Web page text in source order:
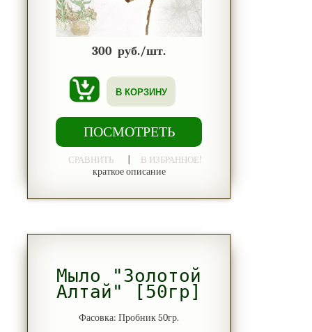
300 руб./шт.
В КОРЗИНУ
ПОСМОТРЕТЬ
СРАВНИТЬ В ИЗБРАННОЕ!
краткое описание
Мыло "Золотой
Алтай" [50гр]
Фасовка: Пробник 50гр.